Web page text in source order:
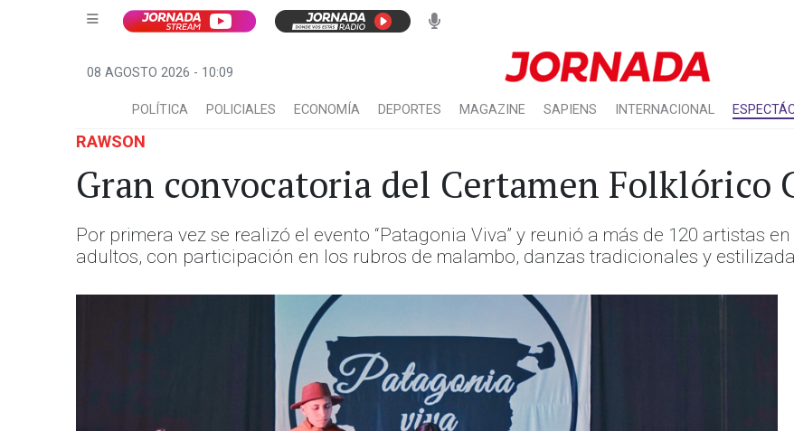
08 AGOSTO 2026 - 10:09
POLÍTICA POLICIALES ECONOMÍA DEPORTES MAGAZINE SAPIENS INTERNACIONAL
RAWSON
Gran convocatoria del Certamen Folklórico
Por primera vez se realizó el evento “Patagonia Viva” y reunió a más de 120 artistas
adultos, con participación en los rubros de malambo, danzas tradicionales y